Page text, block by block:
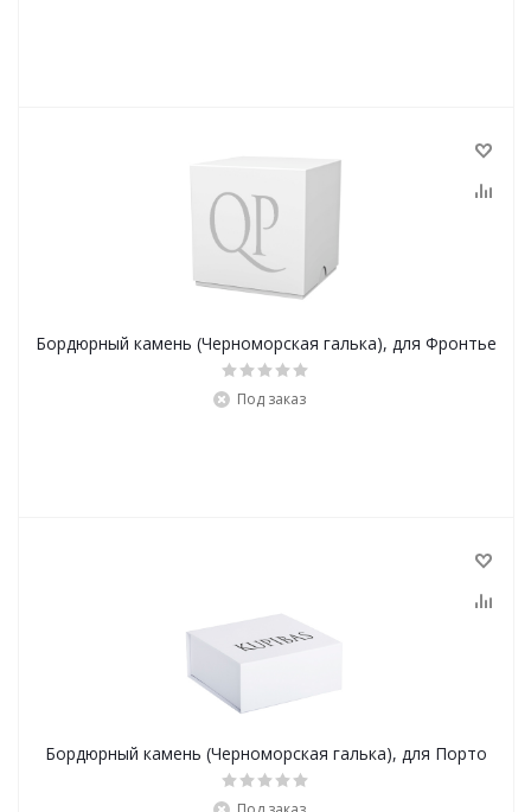
Бордюрный камень (Черноморская галька), для Фронтье
Под заказ
Бордюрный камень (Черноморская галька), для Порто